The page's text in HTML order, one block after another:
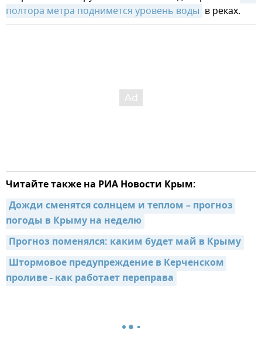
полтора метра поднимется уровень воды в реках.
Читайте также на РИА Новости Крым:
Дожди сменятся солнцем и теплом – прогноз
погоды в Крыму на неделю
Прогноз поменялся: каким будет май в Крыму
Штормовое предупреждение в Керченском
проливе - как работает переправа